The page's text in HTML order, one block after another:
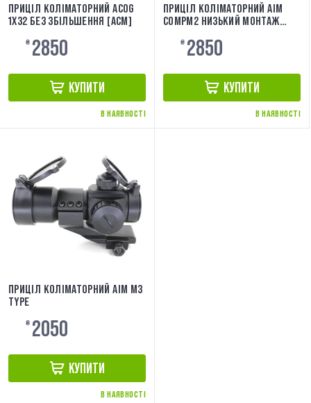
ПРИЦІЛ КОЛІМАТОРНИЙ ACOG
1X32 БЕЗ ЗБІЛЬШЕННЯ [ACM]
₴ 2850
КУПИТИ
В НАЯВНОСТІ
ПРИЦІЛ КОЛІМАТОРНИЙ AIM
COMPM2 НИЗЬКИЙ МОНТАЖ
₴ 2850
КУПИТИ
В НАЯВНОСТІ
ПРИЦІЛ КОЛІМАТОРНИЙ AIM М3
TYPE
₴ 2050
КУПИТИ
В НАЯВНОСТІ